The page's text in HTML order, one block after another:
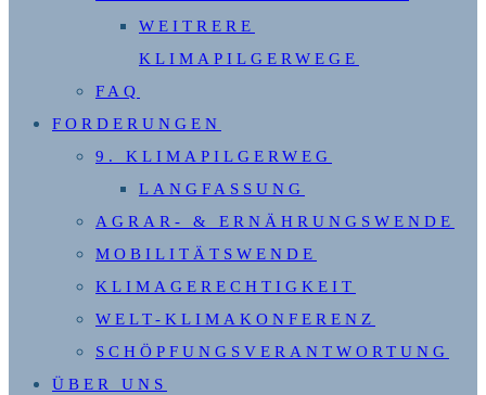
WEITRERE
KLIMAPILGERWEGE
FAQ
FORDERUNGEN
9. KLIMAPILGERWEG
LANGFASSUNG
AGRAR- & ERNÄHRUNGSWENDE
MOBILITÄTSWENDE
KLIMAGERECHTIGKEIT
WELT-KLIMAKONFERENZ
SCHÖPFUNGSVERANTWORTUNG
ÜBER UNS